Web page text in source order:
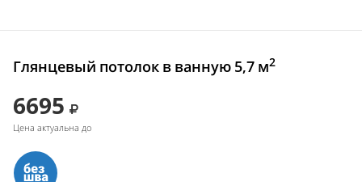
Глянцевый потолок в ванную 5,7 м2
6695
Цена актуальна до